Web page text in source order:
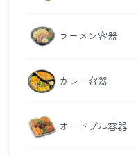
ラーメン容器
カレー容器
オードブル容器